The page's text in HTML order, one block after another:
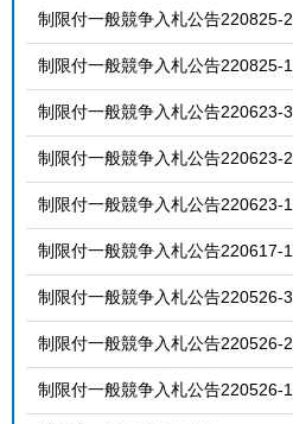
制限付一般競争入札公告220825-2
制限付一般競争入札公告220825-1
制限付一般競争入札公告220623-3
制限付一般競争入札公告220623-2
制限付一般競争入札公告220623-1
制限付一般競争入札公告220617-1
制限付一般競争入札公告220526-3
制限付一般競争入札公告220526-2
制限付一般競争入札公告220526-1